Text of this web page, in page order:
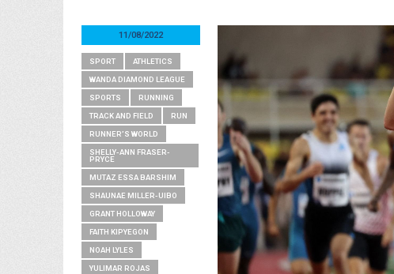
11/08/2022
SPORT ATHLETICS
WANDA DIAMOND LEAGUE
SPORTS RUNNING
TRACK AND FIELD RUN
RUNNER’S WORLD
SHELLY-ANN FRASER-
PRYCE
MUTAZ ESSA BARSHIM
SHAUNAE MILLER-UIBO
GRANT HOLLOWAY
FAITH KIPYEGON
NOAH LYLES
YULIMAR ROJAS